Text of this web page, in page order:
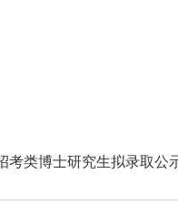
考类博士研究生拟录取公